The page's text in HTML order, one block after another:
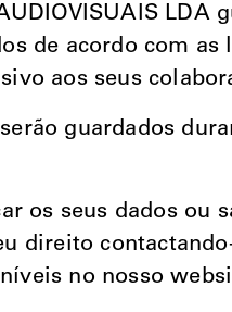
AUDIOVISUAIS LDA
de acordo com as
aos seus
guardados
os seus dados ou
direito
no nosso